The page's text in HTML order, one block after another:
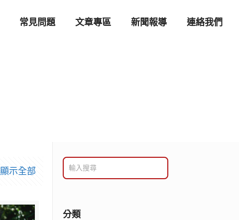
常見問題 文章專區 新聞報導 連絡我們
顯示全部
分類